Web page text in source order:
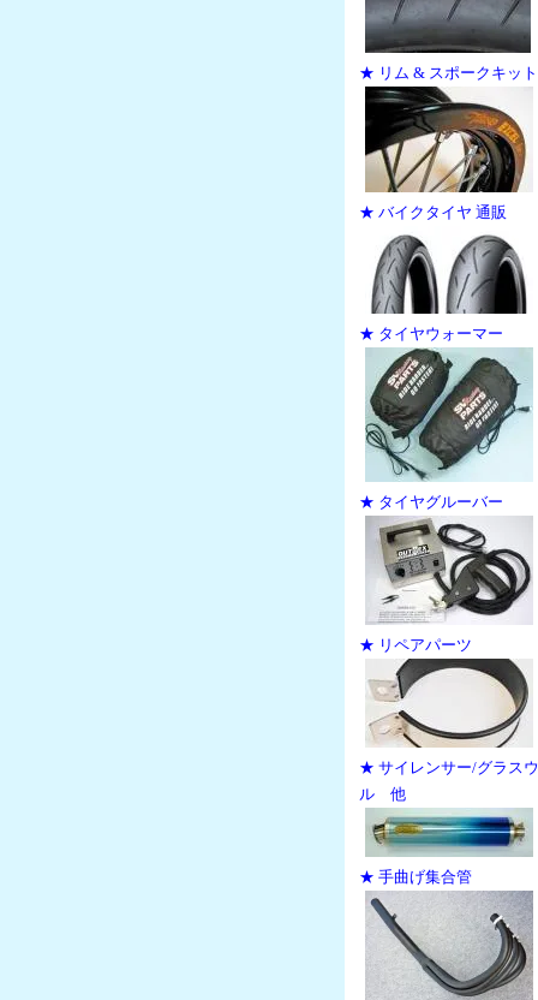
★ リム & スポークキット
★ バイクタイヤ 通販
★ タイヤウォーマー
★ タイヤグルーバー
★ リペアパーツ
★ サイレンサー/グラス
ル 他
★ 手曲げ集合管